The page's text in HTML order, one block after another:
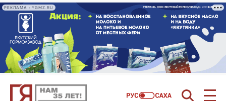
РЕКЛАМА • YGMZ.RU